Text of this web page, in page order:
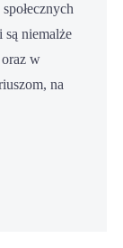
niemalże
oraz w
na